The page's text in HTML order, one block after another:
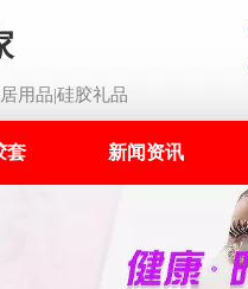
用品|硅胶礼品
套 新闻资讯